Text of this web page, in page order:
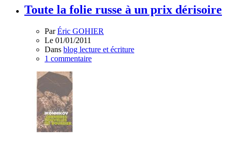
Toute la folie russe à un prix dérisoire
ParÉric GOHIER
Le 01/01/2011
Dans blog lecture et écriture
1 commentaire